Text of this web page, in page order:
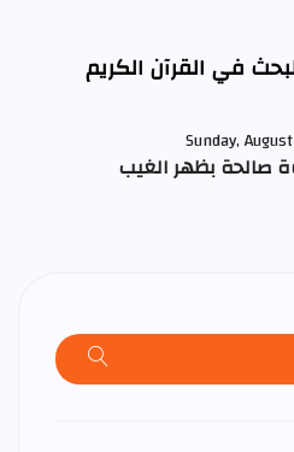
في القرآن الكريم
Sunday,
صالحة بظهر الغيب